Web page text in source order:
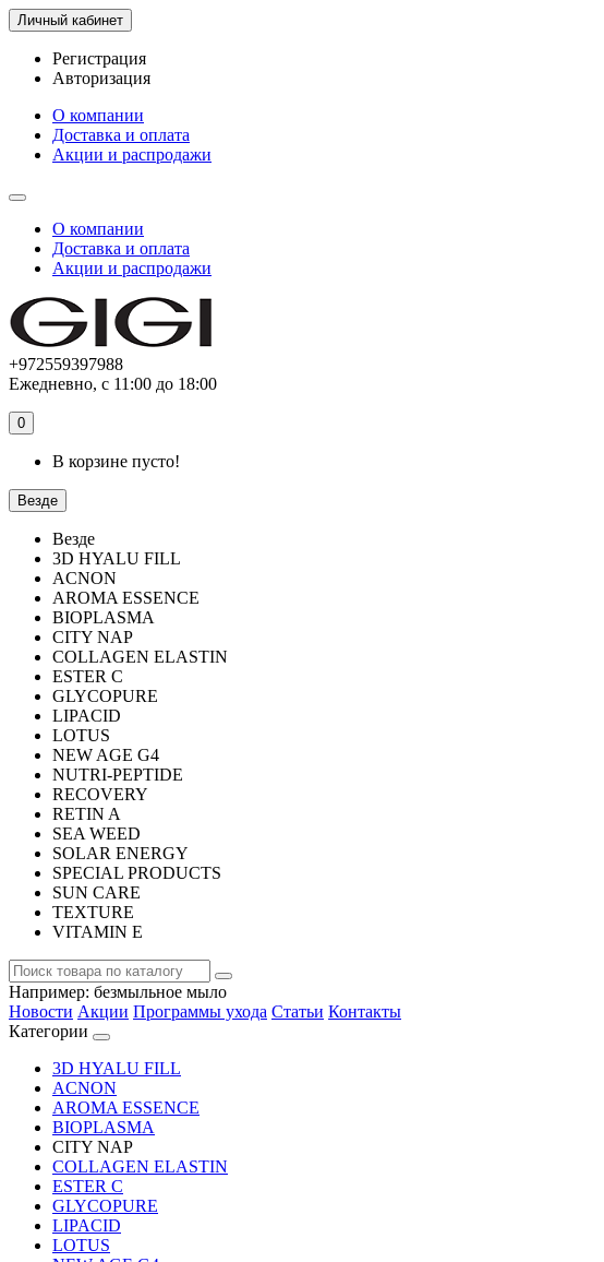
Личный кабинет
Регистрация
Авторизация
О компании
Доставка и оплата
Акции и распродажи
О компании
Доставка и оплата
Акции и распродажи
+972559397988
Ежедневно, с 11:00 до 18:00
0
В корзине пусто!
Везде
Везде
3D HYALU FILL
ACNON
AROMA ESSENCE
BIOPLASMA
CITY NAP
COLLAGEN ELASTIN
ESTER C
GLYCOPURE
LIPACID
LOTUS
NEW AGE G4
NUTRI-PEPTIDE
RECOVERY
RETIN A
SEA WEED
SOLAR ENERGY
SPECIAL PRODUCTS
SUN CARE
TEXTURE
VITAMIN E
Например: безмыльное мыло
Новости Акции Программы ухода Статьи Контакты
Категории
3D HYALU FILL
ACNON
AROMA ESSENCE
BIOPLASMA
CITY NAP
COLLAGEN ELASTIN
ESTER C
GLYCOPURE
LIPACID
LOTUS